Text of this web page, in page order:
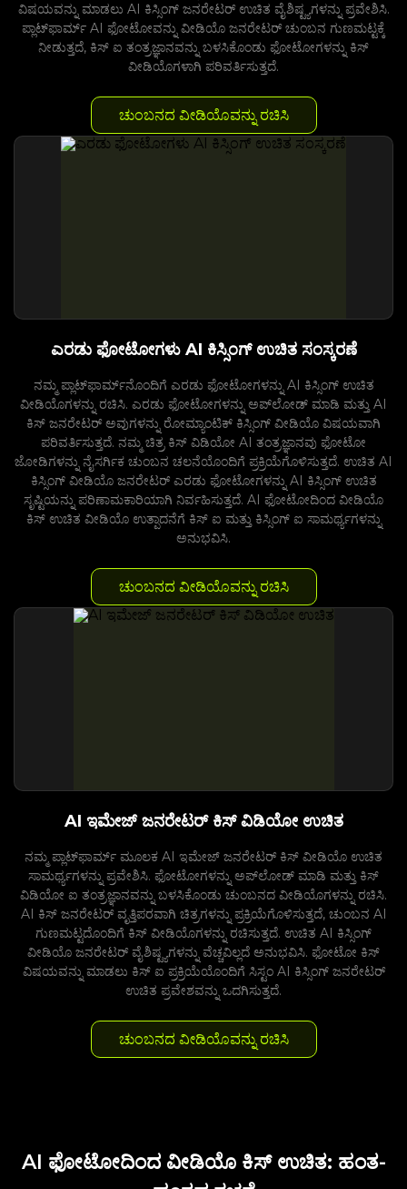
ವಿಷಯವನ್ನು ಮಾಡಲು AI ಕಿಸ್ಸಿಂಗ್ ಜನರೇಟರ್ ಉಚಿತ ವೈಶಿಷ್ಟ್ಯಗಳನ್ನು ಪ್ರವೇಶಿಸಿ.
ಪ್ಲಾಟ್‌ಫಾರ್ಮ್ AI ಫೋಟೋವನ್ನು ವೀಡಿಯೊ ಜನರೇಟರ್ ಚುಂಬನ ಗುಣಮಟ್ಟಕ್ಕೆ
ನೀಡುತ್ತದೆ, ಕಿಸ್ ಐ ತಂತ್ರಜ್ಞಾನವನ್ನು ಬಳಸಿಕೊಂಡು ಫೋಟೋಗಳನ್ನು ಕಿಸ್
ವೀಡಿಯೊಗಳಾಗಿ ಪರಿವರ್ತಿಸುತ್ತದೆ.
ಚುಂಬನದ ವೀಡಿಯೊವನ್ನು ರಚಿಸಿ
ಎರಡು ಫೋಟೋಗಳು AI ಕಿಸ್ಸಿಂಗ್ ಉಚಿತ ಸಂಸ್ಕರಣೆ
ನಮ್ಮ ಪ್ಲಾಟ್‌ಫಾರ್ಮ್‌ನೊಂದಿಗೆ ಎರಡು ಫೋಟೋಗಳನ್ನು AI ಕಿಸ್ಸಿಂಗ್ ಉಚಿತ
ವೀಡಿಯೊಗಳನ್ನು ರಚಿಸಿ. ಎರಡು ಫೋಟೋಗಳನ್ನು ಅಪ್‌ಲೋಡ್ ಮಾಡಿ ಮತ್ತು AI
ಕಿಸ್ ಜನರೇಟರ್ ಅವುಗಳನ್ನು ರೋಮ್ಯಾಂಟಿಕ್ ಕಿಸ್ಸಿಂಗ್ ವೀಡಿಯೊ ವಿಷಯವಾಗಿ
ಪರಿವರ್ತಿಸುತ್ತದೆ. ನಮ್ಮ ಚಿತ್ರ ಕಿಸ್ ವಿಡಿಯೋ AI ತಂತ್ರಜ್ಞಾನವು ಫೋಟೋ
ಜೋಡಿಗಳನ್ನು ನೈಸರ್ಗಿಕ ಚುಂಬನ ಚಲನೆಯೊಂದಿಗೆ ಪ್ರಕ್ರಿಯೆಗೊಳಿಸುತ್ತದೆ. ಉಚಿತ AI
ಕಿಸ್ಸಿಂಗ್ ವೀಡಿಯೊ ಜನರೇಟರ್ ಎರಡು ಫೋಟೋಗಳನ್ನು AI ಕಿಸ್ಸಿಂಗ್ ಉಚಿತ
ಸೃಷ್ಟಿಯನ್ನು ಪರಿಣಾಮಕಾರಿಯಾಗಿ ನಿರ್ವಹಿಸುತ್ತದೆ. AI ಫೋಟೋದಿಂದ ವೀಡಿಯೊ
ಕಿಸ್ ಉಚಿತ ವೀಡಿಯೊ ಉತ್ಪಾದನೆಗೆ ಕಿಸ್ ಐ ಮತ್ತು ಕಿಸ್ಸಿಂಗ್ ಐ ಸಾಮರ್ಥ್ಯಗಳನ್ನು
ಅನುಭವಿಸಿ.
ಚುಂಬನದ ವೀಡಿಯೊವನ್ನು ರಚಿಸಿ
AI ಇಮೇಜ್ ಜನರೇಟರ್ ಕಿಸ್ ವಿಡಿಯೋ ಉಚಿತ
ನಮ್ಮ ಪ್ಲಾಟ್‌ಫಾರ್ಮ್ ಮೂಲಕ AI ಇಮೇಜ್ ಜನರೇಟರ್ ಕಿಸ್ ವೀಡಿಯೊ ಉಚಿತ
ಸಾಮರ್ಥ್ಯಗಳನ್ನು ಪ್ರವೇಶಿಸಿ. ಫೋಟೋಗಳನ್ನು ಅಪ್‌ಲೋಡ್ ಮಾಡಿ ಮತ್ತು ಕಿಸ್
ವಿಡಿಯೋ ಐ ತಂತ್ರಜ್ಞಾನವನ್ನು ಬಳಸಿಕೊಂಡು ಚುಂಬನದ ವೀಡಿಯೊಗಳನ್ನು ರಚಿಸಿ.
AI ಕಿಸ್ ಜನರೇಟರ್ ವೃತ್ತಿಪರವಾಗಿ ಚಿತ್ರಗಳನ್ನು ಪ್ರಕ್ರಿಯೆಗೊಳಿಸುತ್ತದೆ, ಚುಂಬನ AI
ಗುಣಮಟ್ಟದೊಂದಿಗೆ ಕಿಸ್ ವೀಡಿಯೊಗಳನ್ನು ರಚಿಸುತ್ತದೆ. ಉಚಿತ AI ಕಿಸ್ಸಿಂಗ್
ವೀಡಿಯೊ ಜನರೇಟರ್ ವೈಶಿಷ್ಟ್ಯಗಳನ್ನು ವೆಚ್ಚವಿಲ್ಲದೆ ಅನುಭವಿಸಿ. ಫೋಟೋ ಕಿಸ್
ವಿಷಯವನ್ನು ಮಾಡಲು ಕಿಸ್ ಐ ಪ್ರಕ್ರಿಯೆಯೊಂದಿಗೆ ಸಿಸ್ಟಂ AI ಕಿಸ್ಸಿಂಗ್ ಜನರೇಟರ್
ಉಚಿತ ಪ್ರವೇಶವನ್ನು ಒದಗಿಸುತ್ತದೆ.
ಚುಂಬನದ ವೀಡಿಯೊವನ್ನು ರಚಿಸಿ
AI ಫೋಟೋದಿಂದ ವೀಡಿಯೊ ಕಿಸ್ ಉಚಿತ: ಹಂತ-